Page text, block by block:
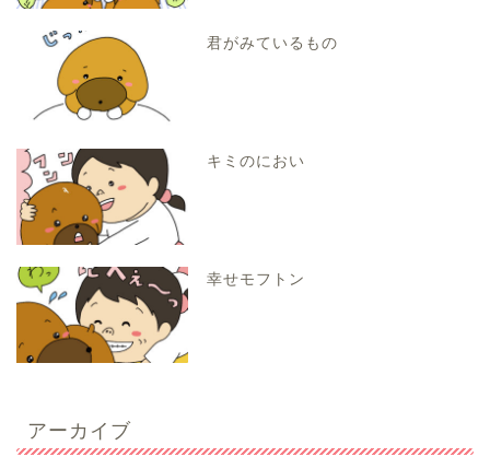
君がみているもの
キミのにおい
幸せモフトン
アーカイブ